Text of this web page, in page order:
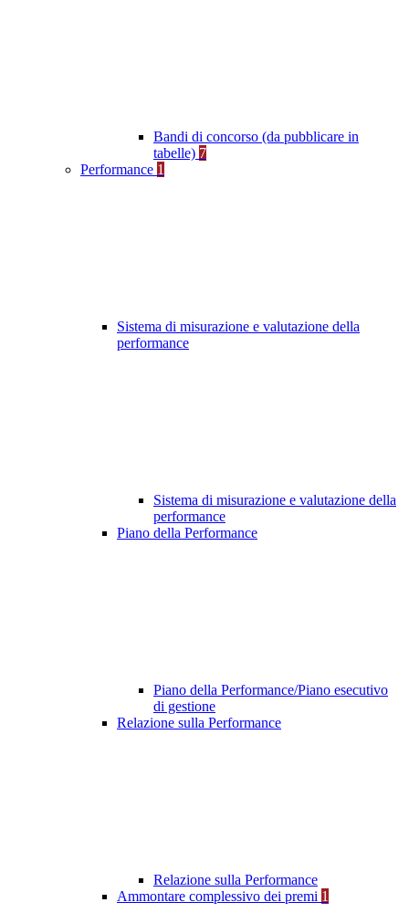
Bandi di concorso (da pubblicare in
tabelle) 7
Performance 1
Sistema di misurazione e valutazione della
performance
Sistema di misurazione e valutazione della
performance
Piano della Performance
Piano della Performance/Piano esecutivo
di gestione
Relazione sulla Performance
Relazione sulla Performance
Ammontare complessivo dei premi 1